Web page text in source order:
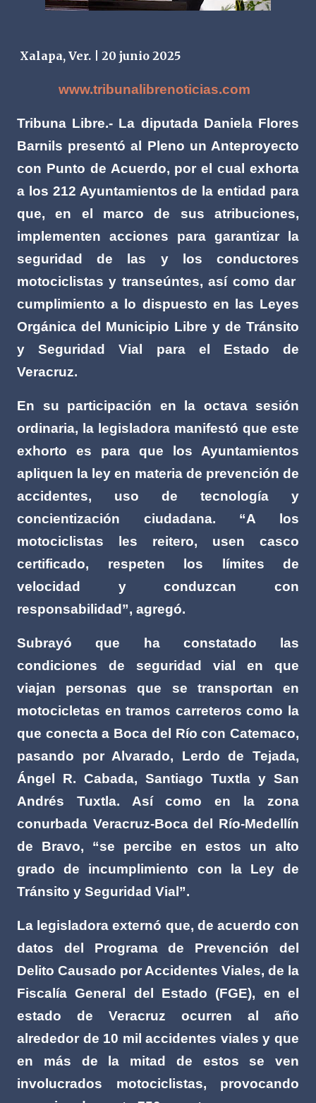
Xalapa, Ver. | 20 junio 2025
www.tribunalibrenoticias.com
Tribuna Libre.- La diputada Daniela Flores
Barnils presentó al Pleno un Anteproyecto
con Punto de Acuerdo, por el cual exhorta
a los 212 Ayuntamientos de la entidad para
que, en el marco de sus atribuciones,
implementen acciones para garantizar la
seguridad de las y los conductores
motociclistas y transeúntes, así como dar
cumplimiento a lo dispuesto en las Leyes
Orgánica del Municipio Libre y de Tránsito
y Seguridad Vial para el Estado de
Veracruz.
En su participación en la octava sesión
ordinaria, la legisladora manifestó que este
exhorto es para que los Ayuntamientos
apliquen la ley en materia de prevención de
accidentes, uso de tecnología y
concientización ciudadana. “A los
motociclistas les reitero, usen casco
certificado, respeten los límites de
velocidad y conduzcan con
responsabilidad”, agregó.
Subrayó que ha constatado las
condiciones de seguridad vial en que
viajan personas que se transportan en
motocicletas en tramos carreteros como la
que conecta a Boca del Río con Catemaco,
pasando por Alvarado, Lerdo de Tejada,
Ángel R. Cabada, Santiago Tuxtla y San
Andrés Tuxtla. Así como en la zona
conurbada Veracruz-Boca del Río-Medellín
de Bravo, “se percibe en estos un alto
grado de incumplimiento con la Ley de
Tránsito y Seguridad Vial”.
La legisladora externó que, de acuerdo con
datos del Programa de Prevención del
Delito Causado por Accidentes Viales, de la
Fiscalía General del Estado (FGE), en el
estado de Veracruz ocurren al año
alrededor de 10 mil accidentes viales y que
en más de la mitad de estos se ven
involucrados motociclistas, provocando